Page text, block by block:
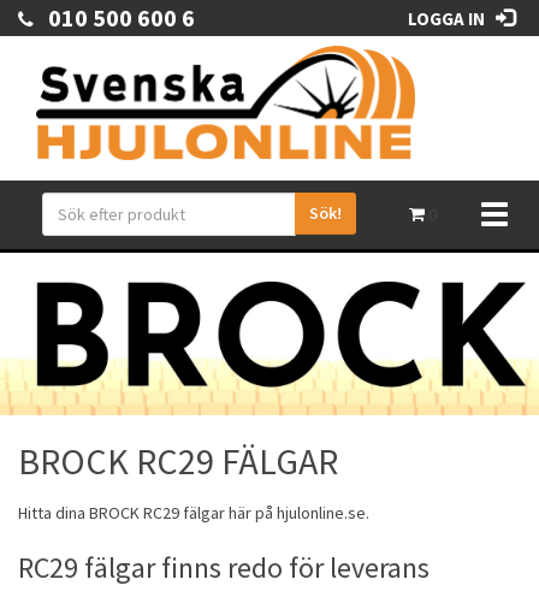
010 500 600 6 LOGGA IN
Sök!
BROCK RC29 FÄLGAR
Hitta dina BROCKRC29 fälgarhär på hjulonline.se.
RC29 fälgar finns redo för leverans